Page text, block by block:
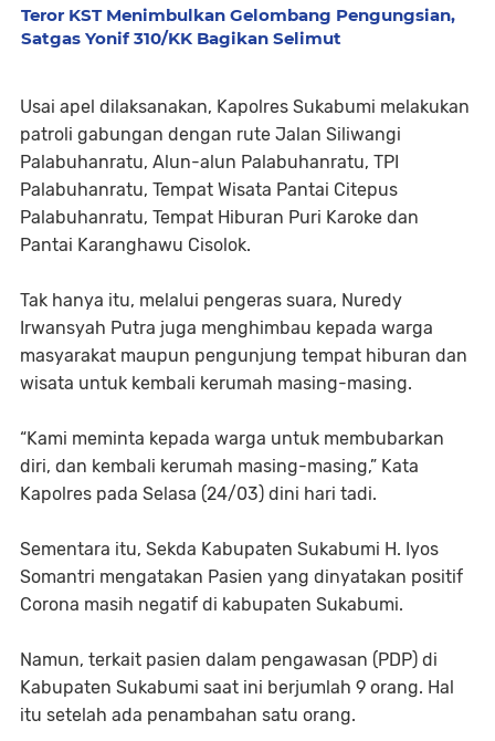
Teror KST Menimbulkan Gelombang Pengungsian,
Satgas Yonif 310/KK Bagikan Selimut
Usai apel dilaksanakan, Kapolres Sukabumi melakukan
patroli gabungan dengan rute Jalan Siliwangi
Palabuhanratu, Alun-alun Palabuhanratu, TPI
Palabuhanratu, Tempat Wisata Pantai Citepus
Palabuhanratu, Tempat Hiburan Puri Karoke dan
Pantai Karanghawu Cisolok.
Tak hanya itu, melalui pengeras suara, Nuredy
Irwansyah Putra juga menghimbau kepada warga
masyarakat maupun pengunjung tempat hiburan dan
wisata untuk kembali kerumah masing-masing.
“Kami meminta kepada warga untuk membubarkan
diri, dan kembali kerumah masing-masing,” Kata
Kapolres pada Selasa (24/03) dini hari tadi.
Sementara itu, Sekda Kabupaten Sukabumi H. Iyos
Somantri mengatakan Pasien yang dinyatakan positif
Corona masih negatif di kabupaten Sukabumi.
Namun, terkait pasien dalam pengawasan (PDP) di
Kabupaten Sukabumi saat ini berjumlah 9 orang. Hal
itu setelah ada penambahan satu orang.